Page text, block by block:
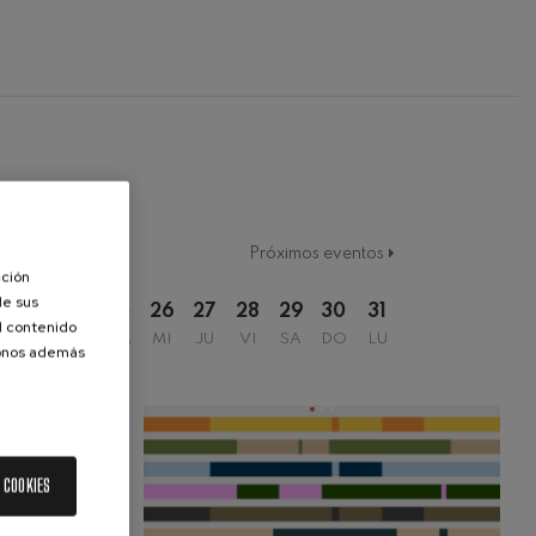
Próximos eventos
23
MA
26
MI
27
JU
28
VI
29
SA
30
DO
31
LU
sus
contenido
además